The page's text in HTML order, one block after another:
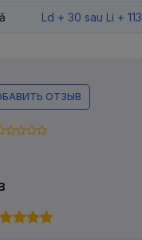
Ld + 30 sau Li + 113
ОТЗЫВ